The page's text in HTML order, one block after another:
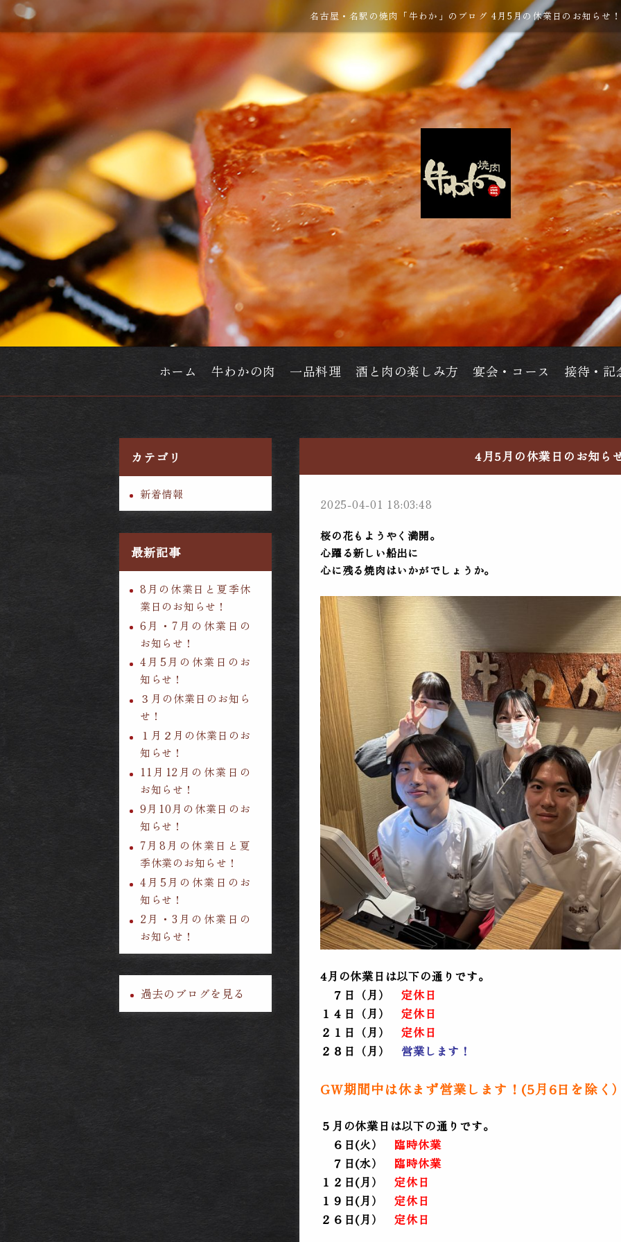
名古屋・名駅の焼肉「牛わか」のブログ 4月5月の休業日のお知らせ
ホーム 牛わかの肉 一品料理 酒と肉の楽しみ方 宴会・コース 接待・記
カテゴリ
新着情報
最新記事
8月の休業日と夏季休
業日のお知らせ！
6月・7月の休業日の
お知らせ！
4月5月の休業日のお
知らせ！
３月の休業日のお知ら
せ！
１月２月の休業日のお
知らせ！
11月12月の休業日の
お知らせ！
9月10月の休業日のお
知らせ！
7月8月の休業日と夏
季休業のお知らせ！
4月5月の休業日のお
知らせ！
2月・3月の休業日の
お知らせ！
過去のブログを見る
4月5月の休業日のお知ら
2025-04-01 18:03:48
桜の花もようやく満開。
心躍る新しい船出に
心に残る焼肉はいかがでしょうか。
4月の休業日は以下の通りです。
７日（月）定休日
１４日（月）定休日
２１日（月）定休日
２８日（月）営業します！
GW期間中は休まず営業します！(5月6日を除く
５月の休業日は以下の通りです。
６日(火） 臨時休業
７日(水） 臨時休業
１２日(月）定休日
１９日(月）定休日
２６日(月）定休日